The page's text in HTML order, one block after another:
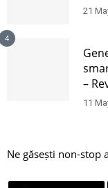
21
4
–
11
Ne găsești non-stop